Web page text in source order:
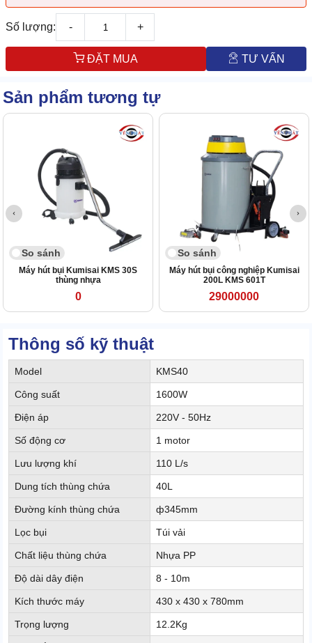
Số lượng: - +
ĐẶT MUA TƯ VẤN
Sản phẩm tương tự
So sánh
Máy hút bụi Kumisai KMS 30S
thùng nhựa
0
So sánh
Máy hút bụi công nghiệp Kumisai
200L KMS 601T
29000000
Thông số kỹ thuật
Model KMS40
Công suất 1600W
Điện áp 220V - 50Hz
Số động cơ 1 motor
Lưu lượng khí 110 L/s
Dung tích thùng chứa 40L
Đường kính thùng chứa ф345mm
Lọc bụi Túi vải
Chất liệu thùng chứa Nhựa PP
Độ dài dây điện 8 - 10m
Kích thước máy 430 x 430 x 780mm
Trọng lượng 12.2Kg